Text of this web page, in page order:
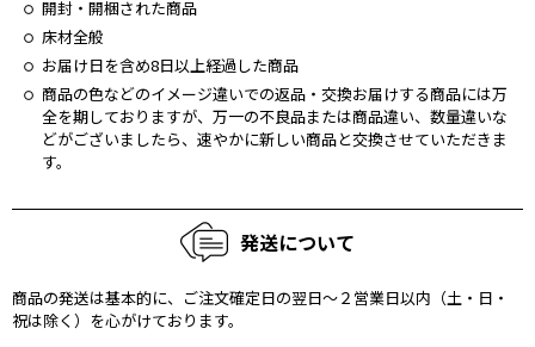
開封・開梱された商品
床材全般
お届け日を含め8日以上経過した商品
商品の⾊などのイメージ違いでの返品・交換お届けする商品には万
全を期しておりますが、万⼀の不良品または商品違い、数量違いな
どがございましたら、速やかに新しい商品と交換させていただきま
す。
発送について
商品の発送は基本的に、ご注文確定日の翌日〜２営業日以内（土・日・
祝は除く）を⼼がけております。